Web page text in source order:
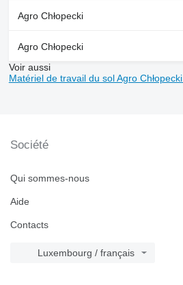
Agro Chłopecki
Agro Chłopecki
Voir aussi
Matériel de travail du sol Agro
Société
Qui sommes-nous
Aide
Contacts
Luxembourg / français